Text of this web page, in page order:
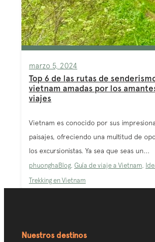
marzo 5, 2024
Top 6 de las rutas de
vietnam amadas por los
viajes
Vietnam es conocido por sus
paisajes, ofreciendo una multitud de
los excursionistas. Ya sea que seas un...
phuongha Blog, Guía de viaje a Vietnam,
Trekking en Vietnam
Nuestros destinos